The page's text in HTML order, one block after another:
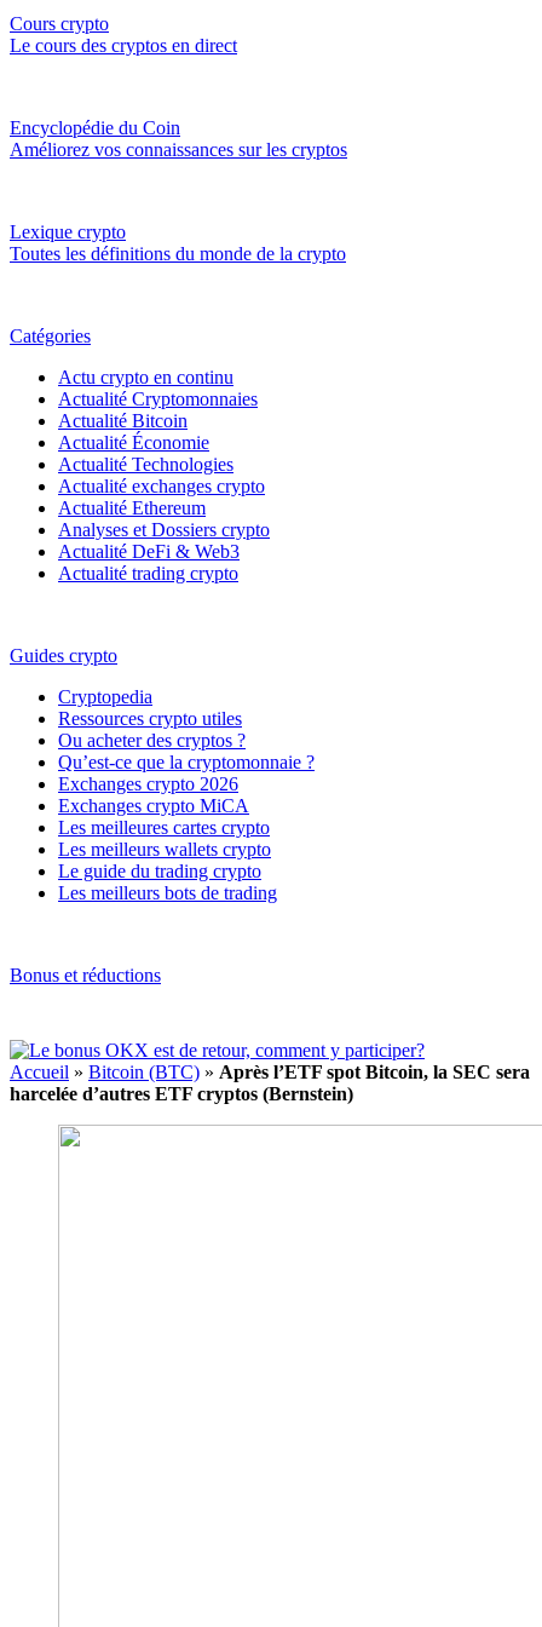
Cours crypto
Le cours des cryptos en direct
Encyclopédie du Coin
Améliorez vos connaissances sur les cryptos
Lexique crypto
Toutes les définitions du monde de la crypto
Catégories
Actu crypto en continu
Actualité Cryptomonnaies
Actualité Bitcoin
Actualité Économie
Actualité Technologies
Actualité exchanges crypto
Actualité Ethereum
Analyses et Dossiers crypto
Actualité DeFi & Web3
Actualité trading crypto
Guides crypto
Cryptopedia
Ressources crypto utiles
Ou acheter des cryptos ?
Qu’est-ce que la cryptomonnaie ?
Exchanges crypto 2026
Exchanges crypto MiCA
Les meilleures cartes crypto
Les meilleurs wallets crypto
Le guide du trading crypto
Les meilleurs bots de trading
Bonus et réductions
Accueil » Bitcoin (BTC) » Après l’ETF spot Bitcoin, la SEC sera
harcelée d’autres ETF cryptos (Bernstein)